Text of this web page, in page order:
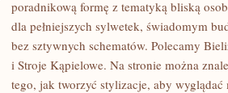
STYLUporadnikową formę z tematyką bliską
dla pełniejszych sylwetek, świadomym
bez sztywnych schematów. Polecamy
i Stroje Kąpielowe. Na stronie można
tego, jak tworzyć stylizacje, aby